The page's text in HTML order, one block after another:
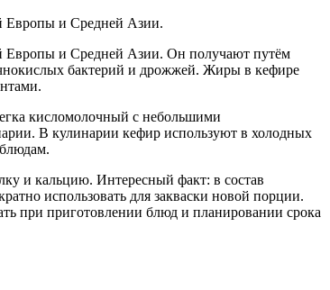
Европы и Средней Азии.
Европы и Средней Азии. Он получают путём
бактерий и дрожжей. Жиры в кефире
кисломолочный с небольшими
В кулинарии кефир используют в холодных
и кальцию. Интересный факт: в состав
использовать для закваски новой порции.
при приготовлении блюд и планировании срока